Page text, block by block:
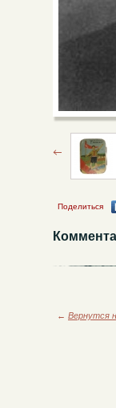
Поделиться
← Вернутся